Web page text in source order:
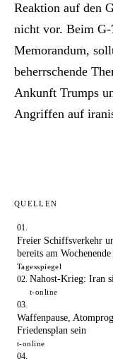
Reaktion auf den
nicht vor. Beim
Memorandum,
beherrschende
Ankunft Trumps
Angriffen auf
QUELLEN
Freier Schiffsverkehr
bereits am
Tagesspiegel
Nahost-Krieg: Iran
t-online
Waffenpause,
Friedensplan sein
t-online